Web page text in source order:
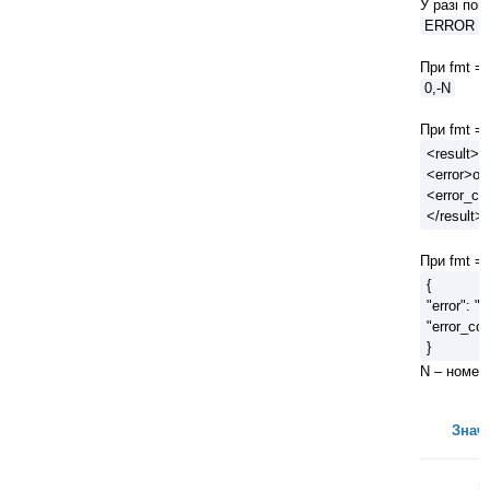
У разі
ERROR
При fmt =
0,-N
При fmt =
<result>
</result>
При fmt =
{
"error":
}
N –